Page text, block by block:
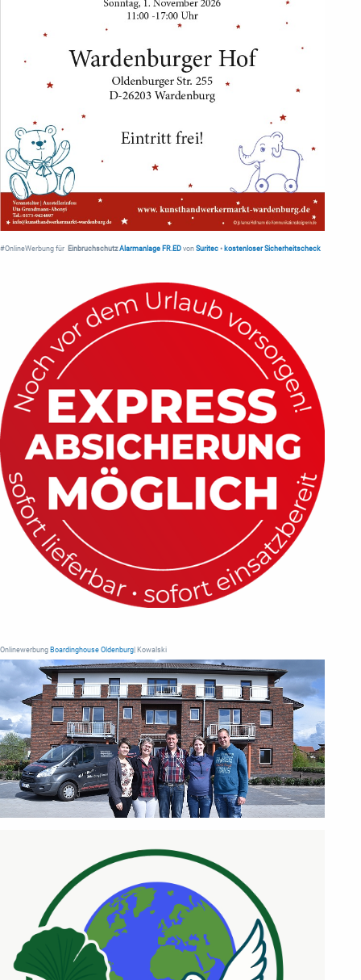
#OnlineWerbung für Einbruchschutz Alarmanlage FR.ED von Suritec • kostenloser Sicherheitscheck
Onlinewerbung Boardinghouse Oldenburg | Kowalski